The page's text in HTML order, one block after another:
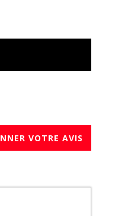
VOTRE AVIS